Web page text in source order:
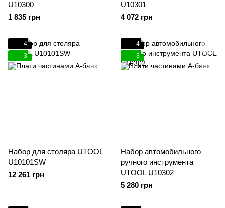
U10300
1 835 грн
U10301
4 072 грн
4
3
Набор для столяра UTOOL
U10101SW
12 261 грн
4
3
Набор автомобильного
ручного инструмента
UTOOL U10302
5 280 грн